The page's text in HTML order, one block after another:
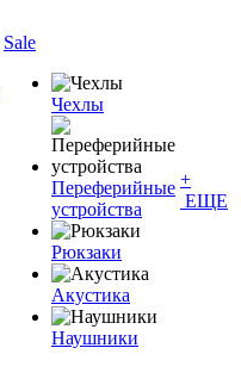
Sale
Чехлы
Переферийные
устройства
Рюкзаки
Акустика
Наушники
+
ЕЩЕ